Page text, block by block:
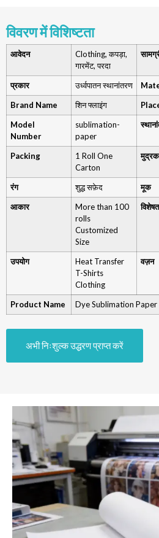
विवरण में विशिष्टता
आवेदन Clothing, कपड़ा,
गारमेंट, परदा
प्रकार उर्ध्वपातन स्थानांतरण
Brand Name
शिन फ्लाइंग
Model
Number
sublimation-
paper
Packing 1 Roll One
Carton
मुद्रक
रंग शुद्ध सफ़ेद मूक
आकार
More than 100
rolls
Customized
Size
उपयोग
Heat Transfer
T-Shirts
Clothing
वज़न
Product Name Dye Sublimation Paper
अभी निःशुल्क उद्धरण प्राप्त करें